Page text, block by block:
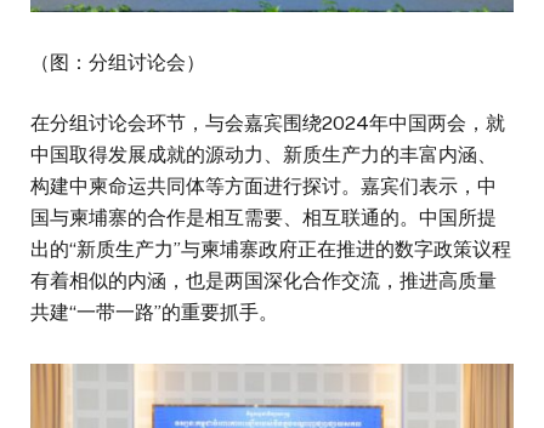
（图：分组讨论会）
在分组讨论会环节，与会嘉宾围绕2024年中国两会，就
中国取得发展成就的源动力、新质生产力的丰富内涵、
构建中柬命运共同体等方面进行探讨。嘉宾们表示，中
国与柬埔寨的合作是相互需要、相互联通的。中国所提
出的“新质生产力”与柬埔寨政府正在推进的数字政策议程
有着相似的内涵，也是两国深化合作交流，推进高质量
共建“一带一路”的重要抓手。